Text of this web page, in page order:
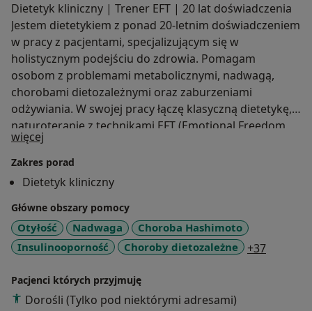
Dietetyk kliniczny | Trener EFT | 20 lat doświadczenia
Jestem dietetykiem z ponad 20-letnim doświadczeniem
w pracy z pacjentami, specjalizującym się w
holistycznym podejściu do zdrowia. Pomagam
osobom z problemami metabolicznymi, nadwagą,
chorobami dietozależnymi oraz zaburzeniami
odżywiania. W swojej pracy łączę klasyczną dietetykę,
naturoterapię z technikami EFT (Emotional Freedom
Techniques), które wspierają proces zmiany na
poziomie emocjonalnym. Wierzę, że skuteczna terapia
żywieniowa to nie tylko plan diety, ale także świadoma
suplementacja, praca z emocjami, nawykami i stylem
życia. Każdego pacjenta traktuję indywidualnie,
tworząc dopasowane strategie poprawy zdrowia i
samopoczucia. Zapraszam na konsultacje online oraz
stacjonarne.
więcej
Zakres porad
Dietetyk kliniczny
Główne obszary pomocy
Otyłość Nadwaga
Choroba Hashimoto
Insulinooporność
Choroby dietozależne +37
Pacjenci których przyjmuję
Dorośli (Tylko pod niektórymi adresami)